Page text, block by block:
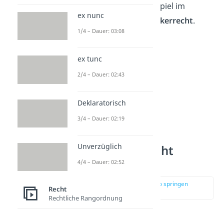
, zum Beispiel im
Europarecht
Völkerrecht.
Öffentliches Recht
Beispiele
zur Stelle im Video springen
ex nunc
1/4 – Dauer: 03:08
ex tunc
2/4 – Dauer: 02:43
Deklaratorisch
3/4 – Dauer: 02:19
Unverzüglich
4/4 – Dauer: 02:52
Recht
Rechtliche Rangordnung